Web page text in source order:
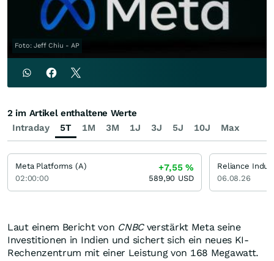
Foto: Jeff Chiu - AP
Laut einem Bericht von CNBCverstärkt Meta seine
Investitionen in Indien und sichert sich ein neues KI-
Rechenzentrum mit einer Leistung von 168 Megawatt.
Intraday 5T 1M 3M 1J 3J 5J 10J Max
2 im Artikel enthaltene Werte
Meta Platforms (A)
02:00:00
+7,55%
589,90 USD
Reliance
06.08.26